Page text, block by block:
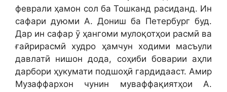
феврали ҳамон сол ба Тошканд расиданд. Ин
сафари дуюми А. Дониш ба Петербург буд.
Дар ин сафар ӯ ҳангоми мулоқотҳои расмӣ ва
ғайрирасмӣ худро ҳамчун ходими масъули
давлатӣ нишон дода, соҳиби боварии аҳли
дарбори ҳукумати подшоҳӣ гардидааст. Амир
Музаффархон чунин муваффақиятҳои А.